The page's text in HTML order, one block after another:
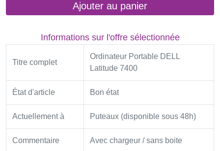
Ajouter au panier
Informations sur l'offre sélectionnée
Titre complet
Ordinateur Portable DELL
Latitude 7400
État d'article Bon état
Actuellement à Puteaux (disponible sous 48h)
Commentaire Avec chargeur / sans boite